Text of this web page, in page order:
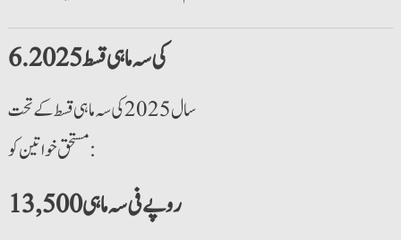
6. 2025 کی سہ ماہی قسط
سال 2025 کی سہ ماہی قسط کے تحت
مستحق خواتین کو:
13,500 روپے فی سہ ماہی